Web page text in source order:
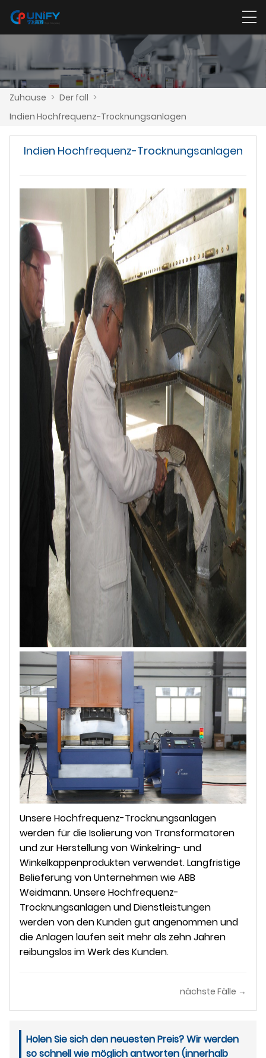
Zuhause > Der fall >
Indien Hochfrequenz-Trocknungsanlagen
Indien Hochfrequenz-Trocknungsanlagen
Unsere Hochfrequenz-Trocknungsanlagen
werden für die Isolierung von Transformatoren
und zur Herstellung von Winkelring- und
Winkelkappenprodukten verwendet. Langfristige
Belieferung von Unternehmen wie ABB
Weidmann. Unsere Hochfrequenz-
Trocknungsanlagen und Dienstleistungen
werden von den Kunden gut angenommen und
die Anlagen laufen seit mehr als zehn Jahren
reibungslos im Werk des Kunden.
nächste Fälle →
Holen Sie sich den neuesten Preis? Wir werden
so schnell wie möglich antworten (innerhalb